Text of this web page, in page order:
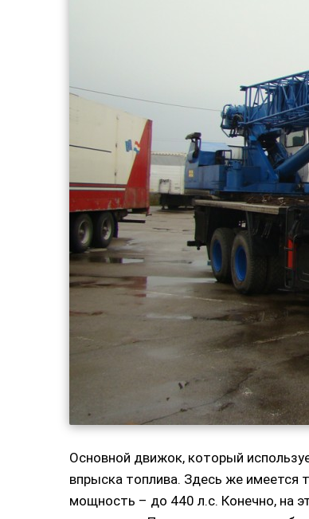
Основной движок, который
впрыска топлива. Здесь же имеется
мощность – до 440 л.с. Конечно, на